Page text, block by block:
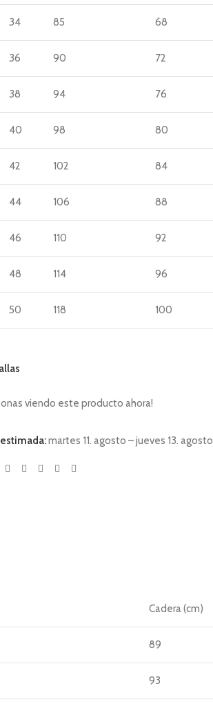
34 85 68
36 90 72
38 94 76
40 98 80
42 102 84
44 106 88
46 110 92
48 114 96
50 118 100
viendo este producto ahora!
martes 11. agosto – jueves 13. agosto
Cadera (cm)
89
93